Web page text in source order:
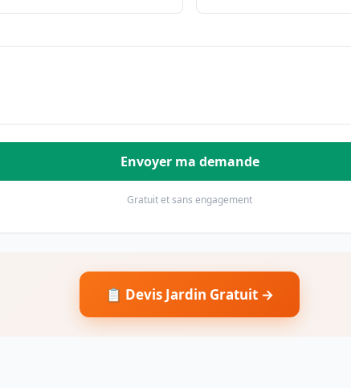
Envoyer ma demande
Gratuit et sans engagement
📋 Devis Jardin Gratuit →